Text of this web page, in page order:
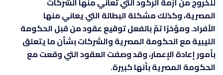
المصرية، وكذلك مشكلة البطالة التي يعاني منها
الأفراد. ومؤخرًا تمّ بالفعل توقيع عقود من قبل الحكومة
الليبية مع الحكومة المصرية والشركات بشأن ما يتعلق
بأمور إعادة الإعمار، وقد وصفت العقود التي وقعت مع
الحكومة المصرية بأنها كبيرة.